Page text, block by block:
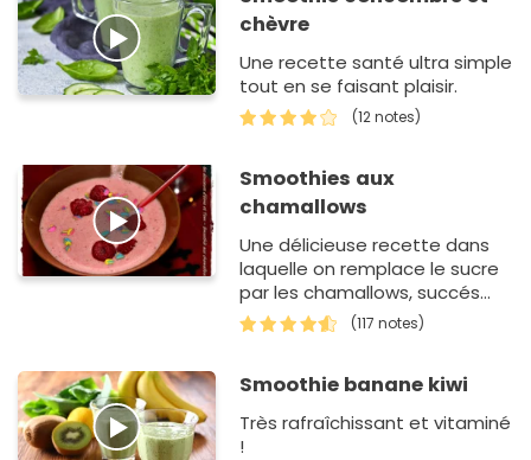
chèvre
Une recette santé ultra simple
tout en se faisant plaisir.
(12 notes)
Smoothies aux
chamallows
Une délicieuse recette dans
laquelle on remplace le sucre
par les chamallows, succés
garantie! idéal pour l'été à
consommer bien frais
(117 notes)
Smoothie banane kiwi
Très rafraîchissant et vitaminé
!